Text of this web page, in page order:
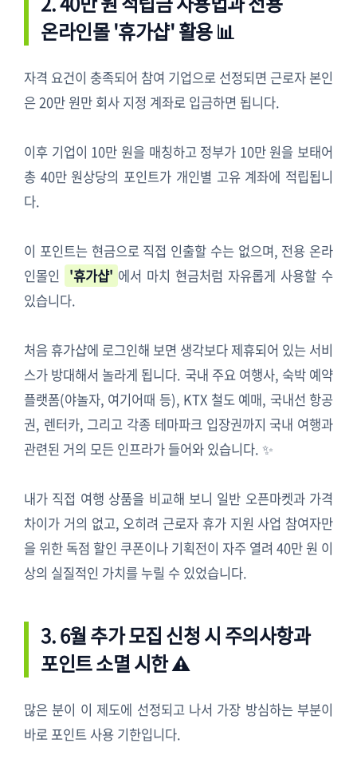
온라인몰 '휴가샵' 활용 📊
자격 요건이 충족되어 참여 기업으로 선정되면 근로자 본인
은 20만 원만 회사 지정 계좌로 입금하면 됩니다.
이후 기업이 10만 원을 매칭하고 정부가 10만 원을 보태어
총 40만 원상당의 포인트가 개인별 고유 계좌에 적립됩니
다.
이 포인트는 현금으로 직접 인출할 수는 없으며, 전용 온라
인몰인
'휴가샵' 에서 마치 현금처럼 자유롭게 사용할 수
있습니다.
처음 휴가샵에 로그인해 보면 생각보다 제휴되어 있는 서비
스가 방대해서 놀라게 됩니다. 국내 주요 여행사, 숙박 예약
플랫폼(야놀자, 여기어때 등), KTX 철도 예매, 국내선 항공
권, 렌터카, 그리고 각종 테마파크 입장권까지 국내 여행과
관련된 거의 모든 인프라가 들어와 있습니다. ✨
내가 직접 여행 상품을 비교해 보니 일반 오픈마켓과 가격
차이가 거의 없고, 오히려 근로자 휴가 지원 사업 참여자만
을 위한 독점 할인 쿠폰이나 기획전이 자주 열려 40만 원 이
상의 실질적인 가치를 누릴 수 있었습니다.
3. 6월 추가 모집 신청 시 주의사항과
포인트 소멸 시한 ⚠️
많은 분이 이 제도에 선정되고 나서 가장 방심하는 부분이
바로 포인트 사용 기한입니다.